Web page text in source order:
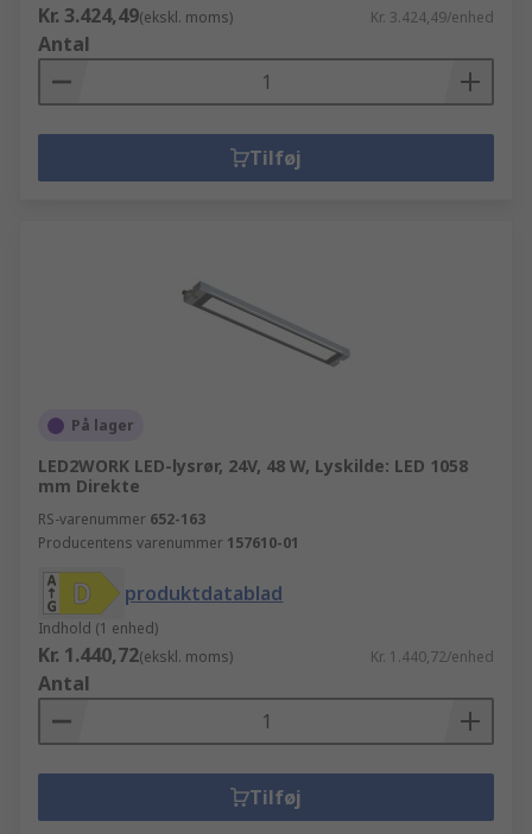
Kr. 3.424,49(ekskl. moms) Kr. 3.424,49/enhed
Antal
Tilføj
På lager
LED2WORK LED-lysrør, 24V, 48 W, Lyskilde: LED 1058
mm Direkte
RS-varenummer 652-163
Producentens varenummer 157610-01
produktdatablad
Indhold (1 enhed)
Kr. 1.440,72(ekskl. moms) Kr. 1.440,72/enhed
Antal
Tilføj